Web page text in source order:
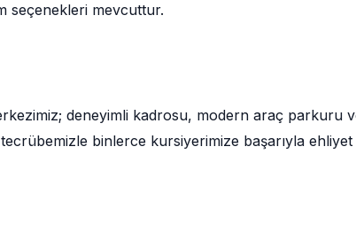
seçenekleri mevcuttur.
deneyimli kadrosu, modern araç parkuru
tecrübemizle binlerce kursiyerimize başarıyla ehliyet